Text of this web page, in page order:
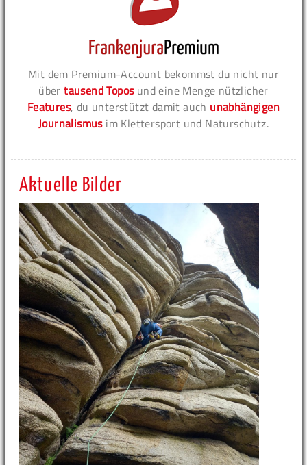
Mit dem Premium-Account bekommst du nicht nur
übertausend Toposund eine Menge nützlicher
Features, du unterstützt damit auch unabhängigen
Journalismusim Klettersport und Naturschutz.
Aktuelle Bilder